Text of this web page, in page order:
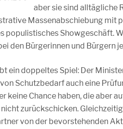
aber sie sind alltägliche
Massenabschiebung mit
populistisches Showgeschäft.
den Bürgerinnen und Bürgern
ein doppeltes Spiel: Der
Schutzbedarf auch eine
keine Chance haben, die aber
zurückschicken.
von der bevorstehenden